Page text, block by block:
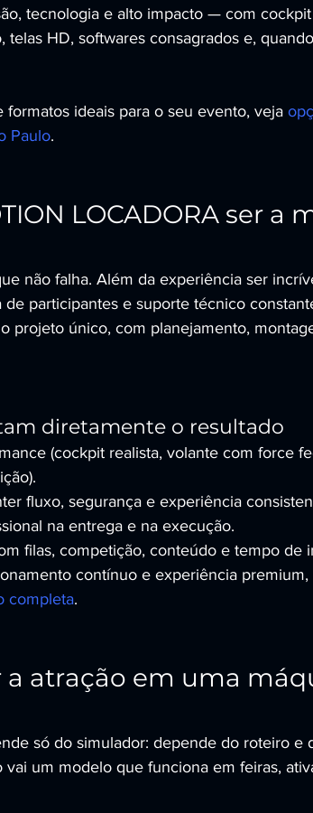
tecnologia e alto impacto — com
telas HD, softwares consagrados e,
formatos ideais para o seu evento, veja
Paulo.
LOCADORA ser a
não falha. Além da experiência ser
participantes e suporte técnico
projeto único, com planejamento,
diretamente o resultado
(cockpit realista, volante com force
fluxo, segurança e experiência
na entrega e na execução.
filas, competição, conteúdo e tempo de
contínuo e experiência premium,
completa.
atração em uma
só do simulador: depende do roteiro e
vai um modelo que funciona em feiras,